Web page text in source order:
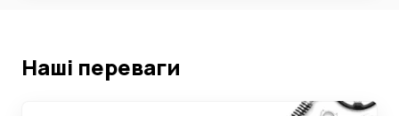
Наші переваги